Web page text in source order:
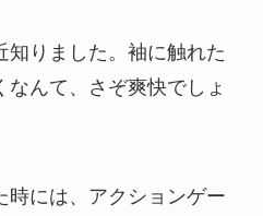
知りました。袖に触れた
んて、さぞ爽快でしょ
時には、アクションゲー